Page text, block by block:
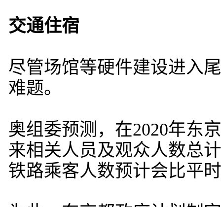
交通住宿
尽管场馆等硬件建设进入
难题。
奥组委预测，在2020年东
来相关人员及观众人数总
铁路乘客人数预计会比平